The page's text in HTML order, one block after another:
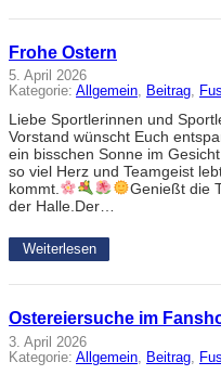
Frohe Ostern
5. April 2026
Kategorie: Allgemein, Beitrag,
Liebe Sportlerinnen und
Vorstand wünscht Euch
ein bisschen Sonne im
so viel Herz und Teamgeist
kommt.
Genießt die
der Halle.Der…
Weiterlesen
Ostereiersuche im
3. April 2026
Kategorie: Allgemein Beitrag